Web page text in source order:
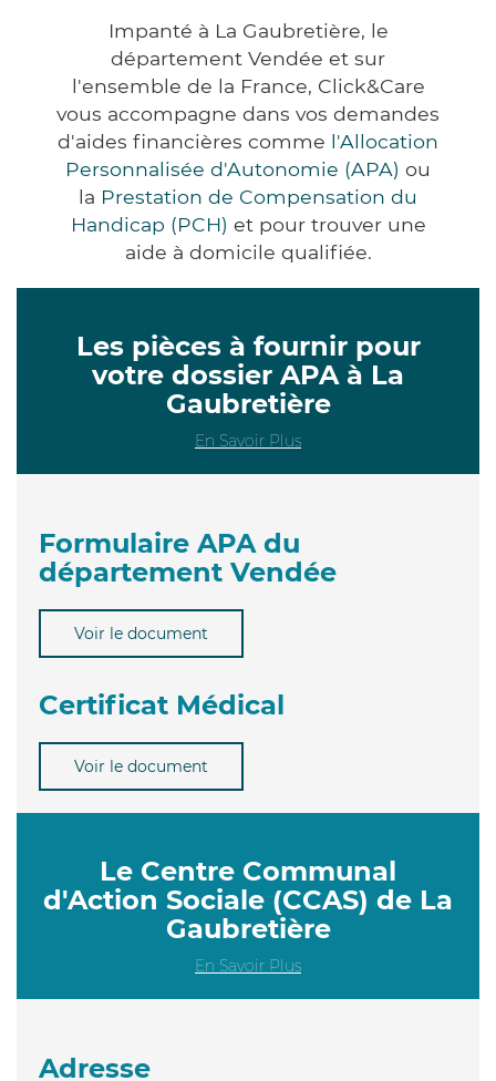
Impanté à La Gaubretière, le
département Vendée et sur
l'ensemble de la France, Click&Care
vous accompagne dans vos demandes
d'aides financières comme l'Allocation
Personnalisée d'Autonomie (APA) ou
la Prestation de Compensation du
Handicap (PCH) et pour trouver une
aide à domicile qualifiée.
Les pièces à fournir pour
votre dossier APA à La
Gaubretière
En Savoir Plus
Formulaire APA du
département Vendée
Voir le document
Certificat Médical
Voir le document
Le Centre Communal
d'Action Sociale (CCAS) de La
Gaubretière
En Savoir Plus
Adresse